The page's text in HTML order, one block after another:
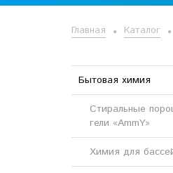
Главная Каталог
Бытовая химия
Стиральные
гели «AmmY»
Химия для